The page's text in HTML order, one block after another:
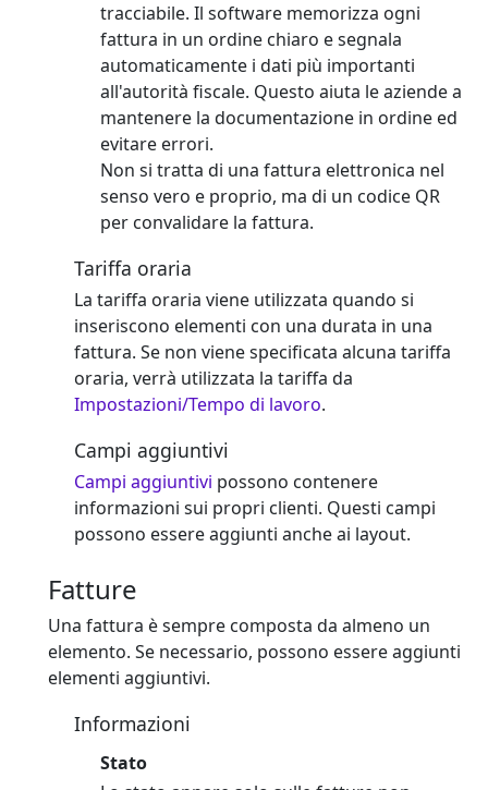
tracciabile. Il software memorizza ogni
fattura in un ordine chiaro e segnala
automaticamente i dati più importanti
all'autorità fiscale. Questo aiuta le aziende a
mantenere la documentazione in ordine ed
evitare errori.
Non si tratta di una fattura elettronica nel
senso vero e proprio, ma di un codice QR
per convalidare la fattura.
Tariffa oraria
La tariffa oraria viene utilizzata quando si
inseriscono elementi con una durata in una
fattura. Se non viene specificata alcuna tariffa
oraria, verrà utilizzata la tariffa da
Impostazioni/Tempo di lavoro.
Campi aggiuntivi
Campi aggiuntivi possono contenere
informazioni sui propri clienti. Questi campi
possono essere aggiunti anche ai layout.
Fatture
Una fattura è sempre composta da almeno un
elemento. Se necessario, possono essere aggiunti
elementi aggiuntivi.
Informazioni
Stato